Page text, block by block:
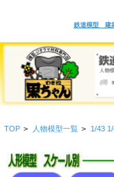
鉄道模型 建
TOP > 人物模型一覧 > 1/43